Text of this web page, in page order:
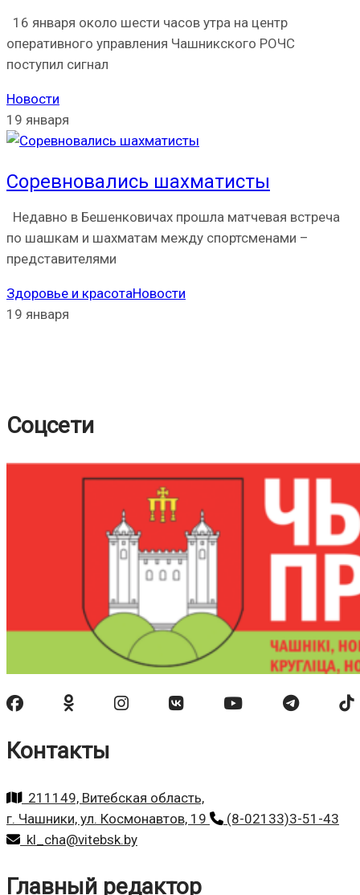
16 января около шести часов утра на центр
оперативного управления Чашникского РОЧС
поступил сигнал
Новости
19 января
Соревновались шахматисты
Недавно в Бешенковичах прошла матчевая встреча
по шашкам и шахматам между спортсменами –
представителями
Здоровье и красотаНовости
19 января
Соцсети
Контакты
211149, Витебская область,
г. Чашники, ул. Космонавтов, 19
(8-02133)3-51-43
kl_cha@vitebsk.by
Главный редактор